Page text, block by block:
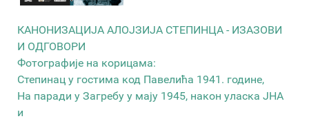
КАНОНИЗАЦИЈА АЛОЈЗИЈА СТЕПИНЦА - ИЗАЗОВИ
И ОДГОВОРИ
Фотографије на корицама:
Степинац у гостима код Павелића 1941. године,
На паради у Загребу у мају 1945, након уласка ЈНА
и